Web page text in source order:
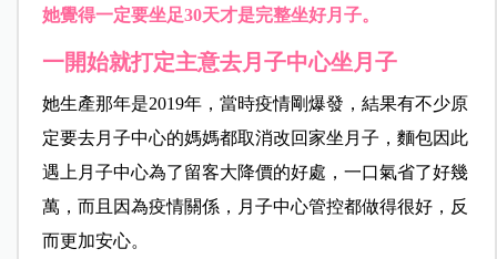
她覺得一定要坐足30天才是完整坐好月子。
一開始就打定主意去月子中心坐月子
她生產那年是2019年，當時疫情剛爆發，結果有不少原
定要去月子中心的媽媽都取消改回家坐月子，麵包因此
遇上月子中心為了留客大降價的好處，一口氣省了好幾
萬，而且因為疫情關係，月子中心管控都做得很好，反
而更加安心。